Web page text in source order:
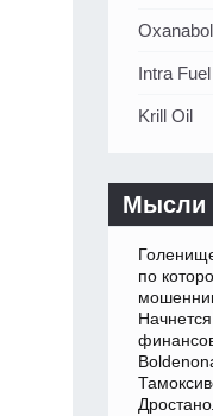
Oxanabol
Intra Fuel
Krill Oil
Мысли
по